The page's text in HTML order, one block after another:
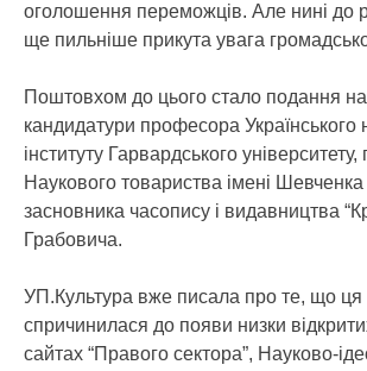
оголошення переможців. Але нині до
ще пильніше прикута увага
Поштовхом до цього стало подання
кандидатури професора Українського
інституту Гарвардського
Наукового товариства імені
засновника часопису і видавництва
Грабовича.
УП.Культура вже писала про те, що ця
спричинилася до появи низки
сайтах “Правого сектора”, Науково-